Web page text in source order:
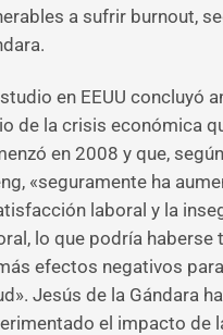
a sufrir burnout,
en EEUU concluyó
de la crisis económica
en 2008 y que,
«seguramente ha
laboral y la
lo que podría haberse
efectos negativos
Jesús de la Gándara ha
el impacto de